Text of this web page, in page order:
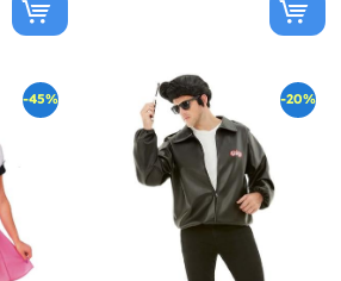
-45% -20%